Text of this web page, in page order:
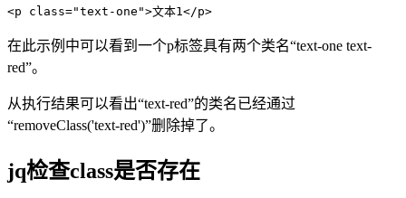
<p class="text-one">文本1</p>
在此示例中可以看到一个p标签具有两个类名“text-one text-
red”。
从执行结果可以看出“text-red”的类名已经通过
“removeClass('text-red')”删除掉了。
jq检查class是否存在